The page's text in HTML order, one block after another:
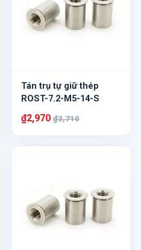
Tán trụ tự giữ thép
ROST-7.2-M5-14-S
₫2,970 ₫3,710